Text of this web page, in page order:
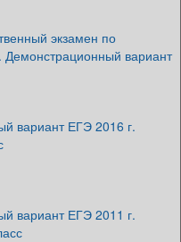
экзамен по
вариант
вариант ЕГЭ 2016 г.
вариант ЕГЭ 2011 г.